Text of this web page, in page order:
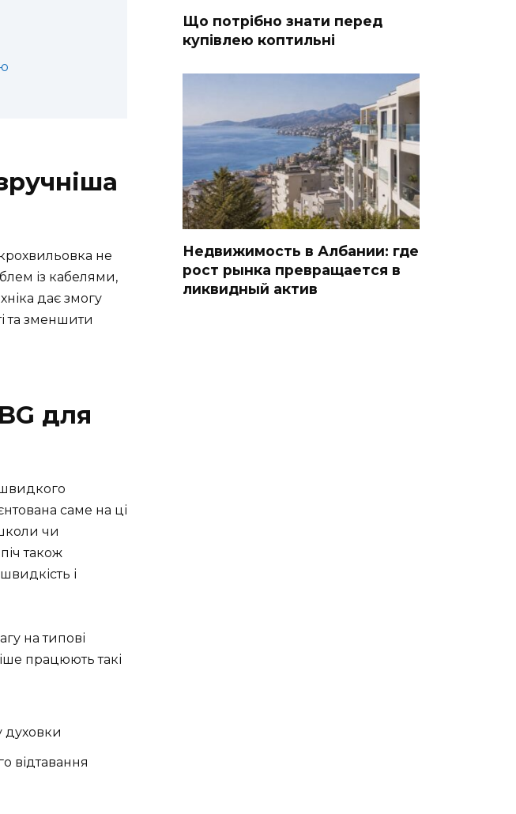
не
із кабелями,
дає змогу
та зменшити
для
саме на ці
чи
також
і
на типові
працюють такі
духовки
відтавання
Що потрібно знати перед
купівлею коптильні
Недвижимость в Албании: где
рост рынка превращается в
ликвидный актив